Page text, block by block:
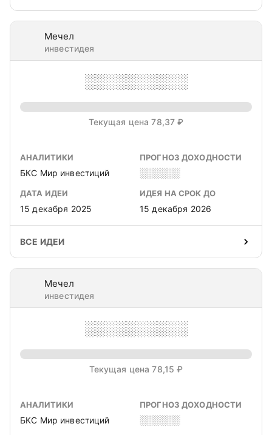
Мечел
инвестидея
░░░░░░░░░░
Текущая цена 78,37 ₽
АНАЛИТИКИ
БКС Мир инвестиций
ПРОГНОЗ ДОХОДНОСТИ
░░░░░░
ДАТА ИДЕИ
15 декабря 2025
ИДЕЯ НА СРОК ДО
15 декабря 2026
ВСЕ ИДЕИ
Мечел
инвестидея
░░░░░░░░░░
Текущая цена 78,15 ₽
АНАЛИТИКИ
БКС Мир инвестиций
ПРОГНОЗ ДОХОДНОСТИ
░░░░░░